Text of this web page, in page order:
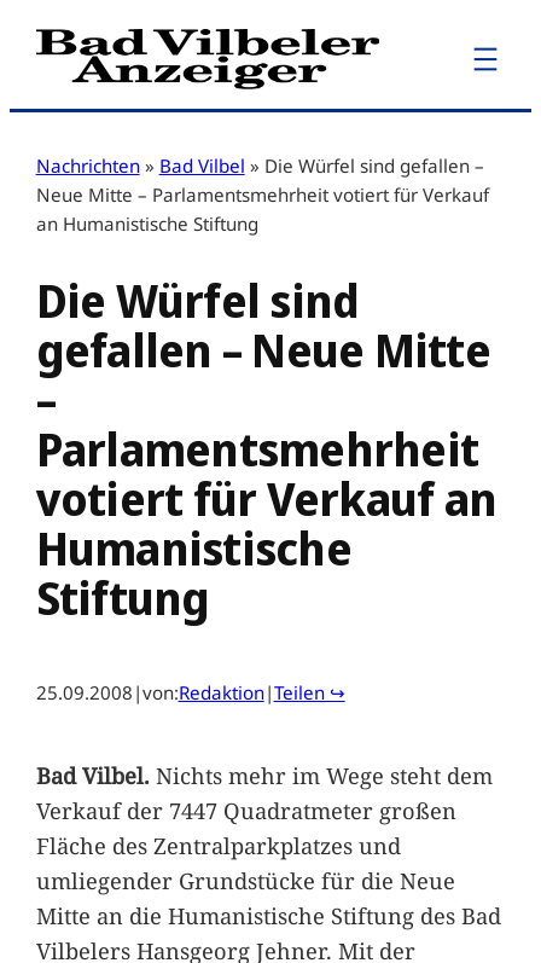
Zum
Inhalt
Nachrichten » Bad Vilbel » Die Würfel sind gefallen –
Neue Mitte – Parlamentsmehrheit votiert für Verkauf
an Humanistische Stiftung
Die Würfel sind
gefallen – Neue Mitte
–
Parlamentsmehrheit
votiert für Verkauf an
Humanistische
Stiftung
25.09.2008 |von:Redaktion|Teilen ↪
Bad Vilbel.Nichts mehr im Wege steht dem
Verkauf der 7447 Quadratmeter großen
Fläche des Zentralparkplatzes und
umliegender Grundstücke für die Neue
Mitte an die Humanistische Stiftung des Bad
Vilbelers Hansgeorg Jehner. Mit der